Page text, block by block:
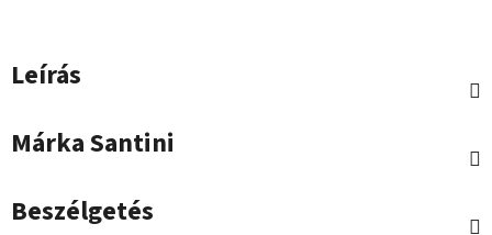
Leírás
MárkaSantini
Beszélgetés